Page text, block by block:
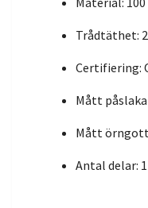
Trådtäthet:
Certifiering:
Mått
Mått
Antal delar: